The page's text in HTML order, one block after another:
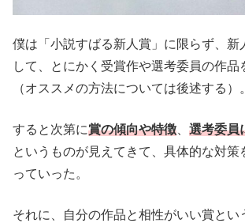
僕は「小説すばる新人賞」に限らず、新
して、とにかく受賞作や選考委員の作品
（オススメの方法については後述する）。
すると次第に賞の傾向や特徴
選考委員
というものが見えてきて、具体的な対策
っていった。
それに、自分の作品と相性がいい賞とい